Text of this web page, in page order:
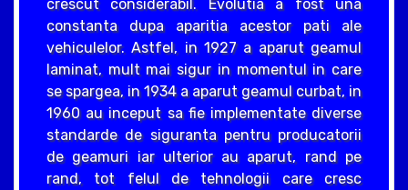
crescut considerabil. Evolutia a fost una
constanta dupa aparitia acestor pati ale
vehiculelor. Astfel, in 1927 a aparut geamul
laminat, mult mai sigur in momentul in care
se spargea, in 1934 a aparut geamul curbat, in
1960 au inceput sa fie implementate diverse
standarde de siguranta pentru producatorii
de geamuri iar ulterior au aparut, rand pe
rand, tot felul de tehnologii care cresc